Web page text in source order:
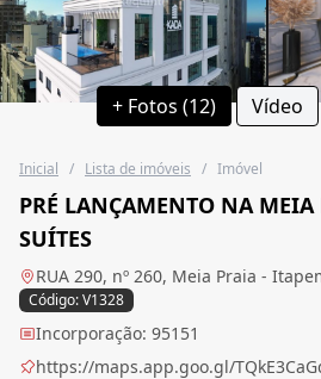
+ Fotos (12) Vídeo
Inicial / Lista de imóveis / Imóvel
PRÉ LANÇAMENTO NA
SUÍTES
RUA 290, nº 260, Meia Praia -
Código: V1328
Incorporação: 95151
https://maps.app.goo.gl/